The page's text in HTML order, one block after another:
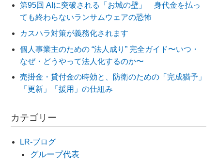
第95回 AIに突破される「お城の壁」 身代金を払っ
ても終わらないランサムウェアの恐怖
カスハラ対策が義務化されます
個人事業主のための “法人成り” 完全ガイド〜いつ・
なぜ・どうやって法人化するのか〜
売掛金・貸付金の時効と、防衛のための「完成猶予」
「更新」「援用」の仕組み
カテゴリー
LR-ブログ
グループ代表